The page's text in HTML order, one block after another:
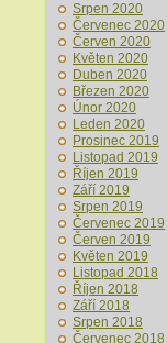
Srpen 2020
Červenec 2020
Červen 2020
Květen 2020
Duben 2020
Březen 2020
Únor 2020
Leden 2020
Prosinec 2019
Listopad 2019
Říjen 2019
Září 2019
Srpen 2019
Červenec 2019
Červen 2019
Květen 2019
Listopad 2018
Říjen 2018
Září 2018
Srpen 2018
Červenec 2018